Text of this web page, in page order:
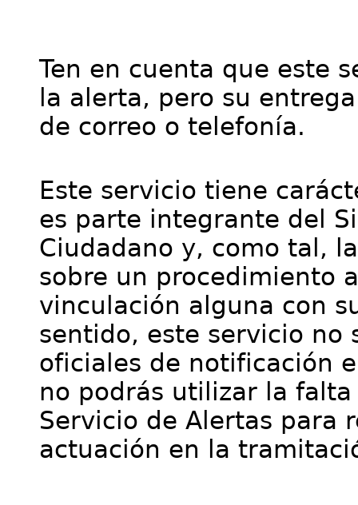
Ten en cuenta que este
la alerta, pero su
de correo o telefonía.
Este servicio tiene
es parte integrante del
Ciudadano y, como tal,
sobre un procedimiento
vinculación alguna con
sentido, este servicio no
oficiales de notificación
no podrás utilizar la
Servicio de Alertas para
actuación en la